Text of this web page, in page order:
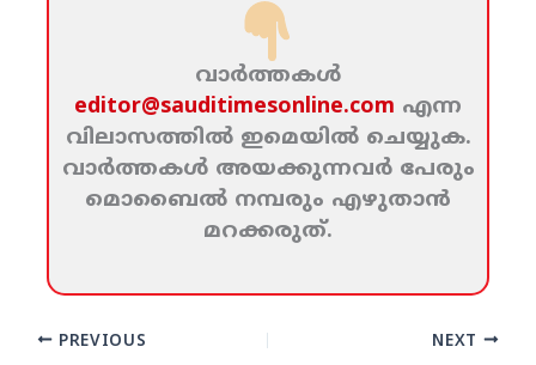
വാര്‍ത്തകള്‍
editor@sauditimesonline.com എന്ന
വിലാസത്തില്‍ ഇമെയില്‍ ചെയ്യുക.
വാര്‍ത്തകള്‍ അയക്കുന്നവര്‍ പേരും
മൊബൈല്‍ നമ്പരും എഴുതാന്‍
മറക്കരുത്‌.
PREVIOUS NEXT